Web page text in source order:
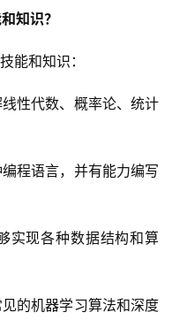
知识？
能和知识：
线性代数、概率论、统计
程语言，并有能力编写
实现各种数据结构和算
见的机器学习算法和深度